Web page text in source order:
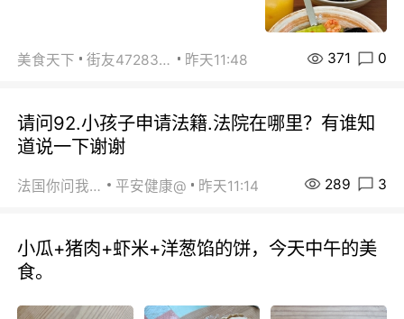
美食天下 街友472838572 昨天11:48 371 0
请问92.小孩子申请法籍.法院在哪里？有谁知
道说一下谢谢
法国你问我答 平安健康@ 昨天11:14 289 3
小瓜+猪肉+虾米+洋葱馅的饼，今天中午的美
食。